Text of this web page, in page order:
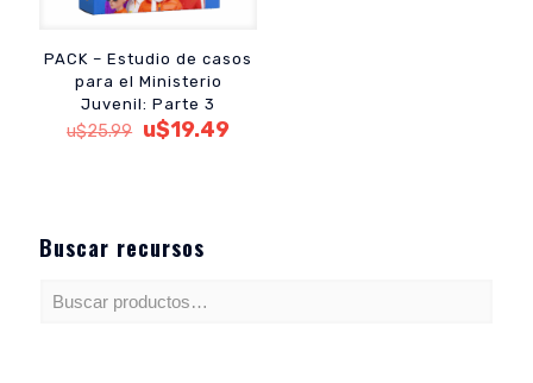
PACK – Estudio de casos
para el Ministerio
Juvenil: Parte 3
u$25.99 El
u$19.49El
Buscar recursos